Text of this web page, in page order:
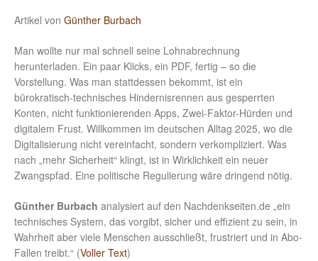
Artikel von Günther Burbach
Man wollte nur mal schnell seine Lohnabrechnung
herunterladen. Ein paar Klicks, ein PDF, fertig – so die
Vorstellung. Was man stattdessen bekommt, ist ein
bürokratisch-technisches Hindernisrennen aus gesperrten
Konten, nicht funktionierenden Apps, Zwei-Faktor-Hürden und
digitalem Frust. Willkommen im deutschen Alltag 2025, wo die
Digitalisierung nicht vereinfacht, sondern verkompliziert. Was
nach „mehr Sicherheit“ klingt, ist in Wirklichkeit ein neuer
Zwangspfad. Eine politische Regulierung wäre dringend nötig.
Günther Burbach analysiert auf den Nachdenkseiten.de „ein
technisches System, das vorgibt, sicher und effizient zu sein, in
Wahrheit aber viele Menschen ausschließt, frustriert und in Abo-
Fallen treibt.“ (Voller Text)